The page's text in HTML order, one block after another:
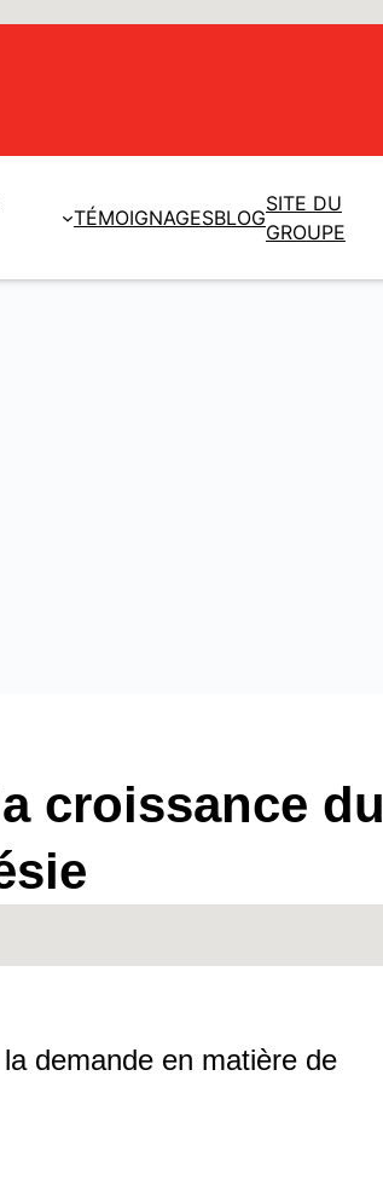
TÉMOIGNAGESBLOG
SITE DU
GROUPE
croissance du
demande en matière de